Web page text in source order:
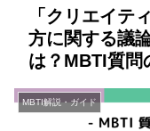
「クリエイテ
方に関する議
は？MBTI質問
MBTI解説・ガイド